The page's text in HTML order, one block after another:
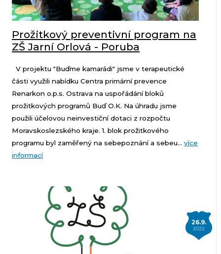
Prožitkový preventivní program na
ZŠ Jarní Orlová - Poruba
V projektu "Buďme kamarádi" jsme v terapeutické
části využili nabídku Centra primární prevence
Renarkon o.p.s. Ostrava na uspořádání bloků
prožitkových programů Buď O.K. Na úhradu jsme
použili účelovou neinvestiční dotaci z rozpočtu
Moravskoslezského kraje. 1. blok prožitkového
programu byl zaměřený na sebepoznání a sebeu... více
informací
26.9.
2022